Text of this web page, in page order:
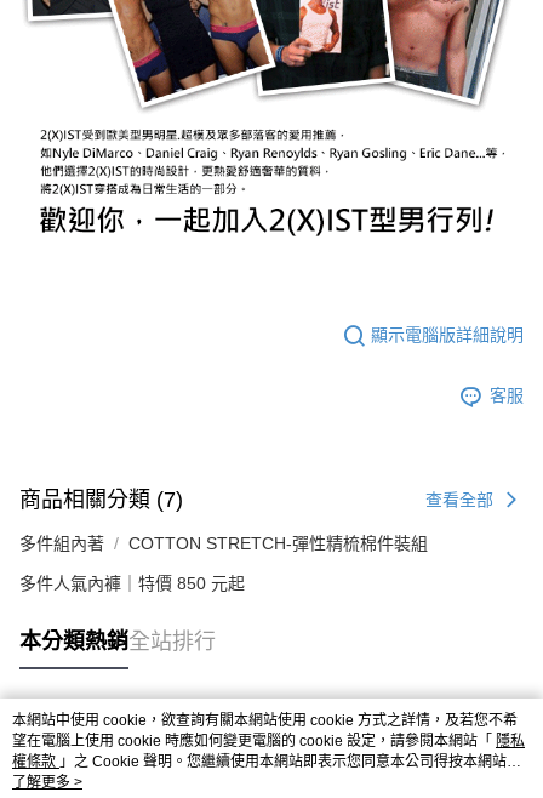
顯示電腦版詳細說明
客服
商品相關分類 (7) 查看全部
多件組內著 COTTON STRETCH-彈性精梳棉件裝組
多件人氣內褲｜特價 850 元起
本分類熱銷全站排行
熱門標籤
本網站中使用 cookie，欲查詢有關本網站使用 cookie 方式之詳情，及若您不希
望在電腦上使用 cookie 時應如何變更電腦的 cookie 設定，請參閱本網站「 隱私
權條款 」之 Cookie 聲明。您繼續使用本網站即表示您同意本公司得按本網站使
用條款之 Cookie 聲明使用 cookie。
了解更多 >